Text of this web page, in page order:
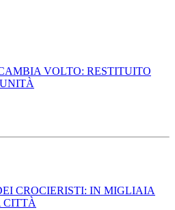
VOLTO: RESTITUITO
CROCIERISTI: IN MIGLIAIA
CITTÀ